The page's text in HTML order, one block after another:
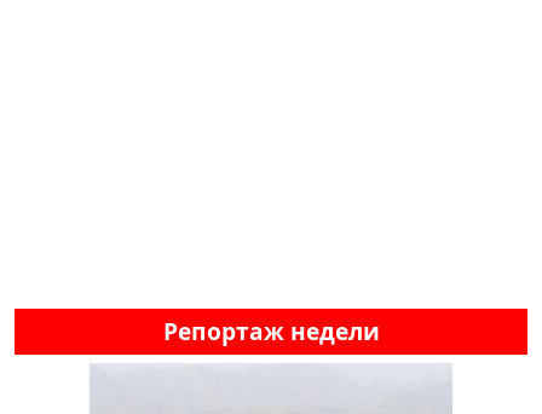
Репортаж недели